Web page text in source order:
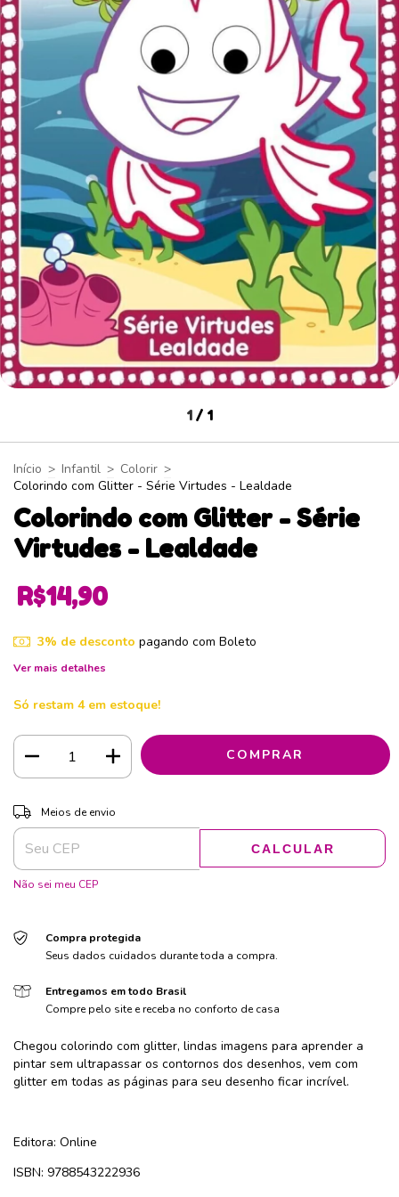
1 / 1
Início > Infantil > Colorir >
Colorindo com Glitter - Série Virtudes - Lealdade
Colorindo com Glitter - Série
Virtudes - Lealdade
R$14,90
3% de desconto pagando com Boleto
Ver mais detalhes
Só restam 4em estoque!
Entregas para o CEP:
Meios de envio
CALCULAR
Não sei meu CEP
Compra protegida
Seus dados cuidados durante toda a compra.
Entregamos em todo Brasil
Compre pelo site e receba no conforto de casa
Chegou colorindo com glitter, lindas imagens para aprender a
pintar sem ultrapassar os contornos dos desenhos, vem com
glitter em todas as páginas para seu desenho ficar incrível.
Editora: Online
ISBN: 9788543222936